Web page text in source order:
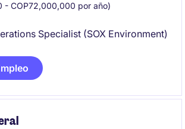
- COP72,000,000 por año)
Specialist (SOX Environment)